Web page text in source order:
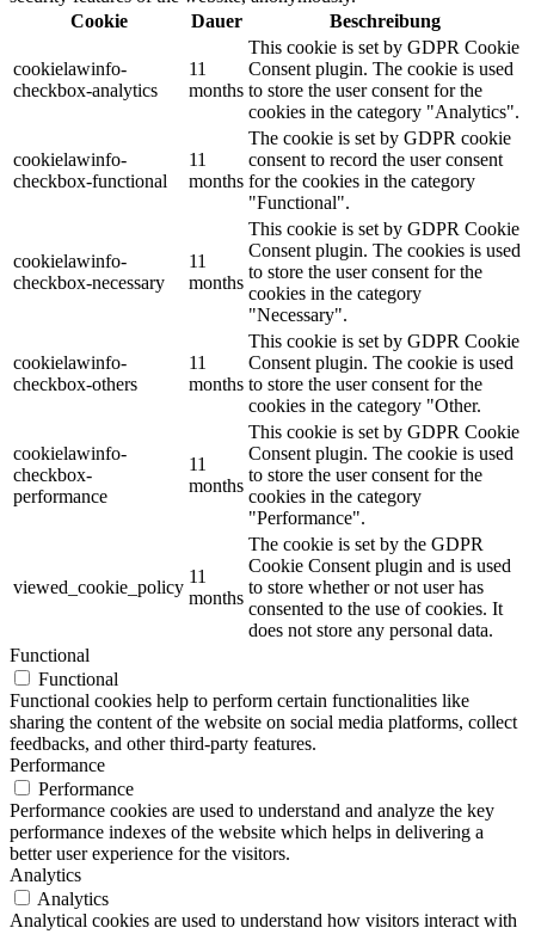
Cookie
Dauer Beschreibung
cookielawinfo-
checkbox-analytics
11
months
This cookie is set by GDPR Cookie
Consent plugin. The cookie is used
to store the user consent for the
cookies in the category "Analytics".
cookielawinfo-
checkbox-functional
11
months
The cookie is set by GDPR cookie
consent to record the user consent
for the cookies in the category
"Functional".
cookielawinfo-
checkbox-necessary
11
months
This cookie is set by GDPR Cookie
Consent plugin. The cookies is used
to store the user consent for the
cookies in the category
"Necessary".
cookielawinfo-
checkbox-others
11
months
This cookie is set by GDPR Cookie
Consent plugin. The cookie is used
to store the user consent for the
cookies in the category "Other.
cookielawinfo-
checkbox-
performance
11
months
This cookie is set by GDPR Cookie
Consent plugin. The cookie is used
to store the user consent for the
cookies in the category
"Performance".
viewed_cookie_policy
11
months
The cookie is set by the GDPR
Cookie Consent plugin and is used
to store whether or not user has
consented to the use of cookies. It
does not store any personal data.
Functional
Functional
Functional cookies help to perform certain functionalities like
sharing the content of the website on social media platforms, collect
feedbacks, and other third-party features.
Performance
Performance
Performance cookies are used to understand and analyze the key
performance indexes of the website which helps in delivering a
better user experience for the visitors.
Analytics
Analytics
Analytical cookies are used to understand how visitors interact with